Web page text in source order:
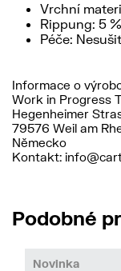
Vrchní
Rippung: 5
Péče:
Informace o
Work in Progress
Hegenheimer
79576 Weil am
Německo
Kontakt:
Podobné
Novinka